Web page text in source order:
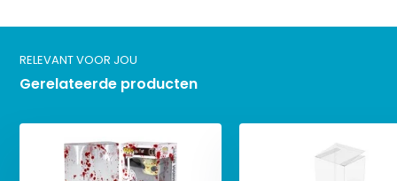
RELEVANT VOOR JOU
Gerelateerde producten